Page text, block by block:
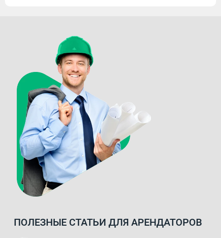
ПОЛЕЗНЫЕ СТАТЬИ ДЛЯ АРЕНДАТОРОВ